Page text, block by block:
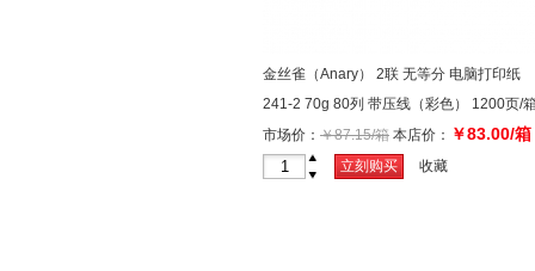
金丝雀（Anary） 2联 无等分 电脑打印纸
241-2 70g 80列 带压线（彩色） 1200页/
市场价： ￥87.15/箱 本店价： ￥83.00/箱
-
立刻购买 收藏